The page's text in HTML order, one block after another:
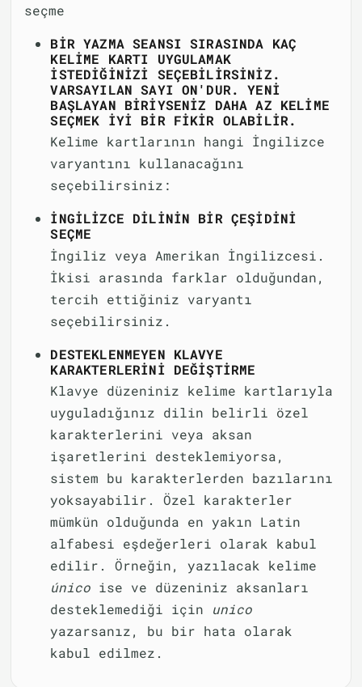
seçme
BIR YAZMA SEANSI SIRASINDA KAÇ
KELIME KARTI UYGULAMAK
ISTEDIĞINIZI SEÇEBILIRSINIZ.
VARSAYILAN SAYI ON'DUR. YENI
BAŞLAYAN BIRIYSENIZ DAHA AZ KELIME
SEÇMEK IYI BIR FIKIR OLABILIR.
Kelime kartlarının hangi İngilizce
varyantını kullanacağını
seçebilirsiniz:
İNGILIZCE DILININ BIR ÇEŞIDINI
SEÇME
İngiliz veya Amerikan İngilizcesi.
İkisi arasında farklar olduğundan,
tercih ettiğiniz varyantı
seçebilirsiniz.
DESTEKLENMEYEN KLAVYE
KARAKTERLERINI DEĞIŞTIRME
Klavye düzeniniz kelime kartlarıyla
uyguladığınız dilin belirli özel
karakterlerini veya aksan
işaretlerini desteklemiyorsa,
sistem bu karakterlerden bazılarını
yoksayabilir. Özel karakterler
mümkün olduğunda en yakın Latin
alfabesi eşdeğerleri olarak kabul
edilir. Örneğin, yazılacak kelime
único ise ve düzeniniz aksanları
desteklemediği için unico
yazarsanız, bu bir hata olarak
kabul edilmez.